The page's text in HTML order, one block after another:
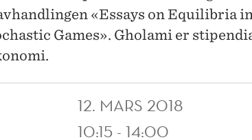
«Essays on Equilibria
Games». Gholami er
12. MARS 2018
10:15 - 14:00